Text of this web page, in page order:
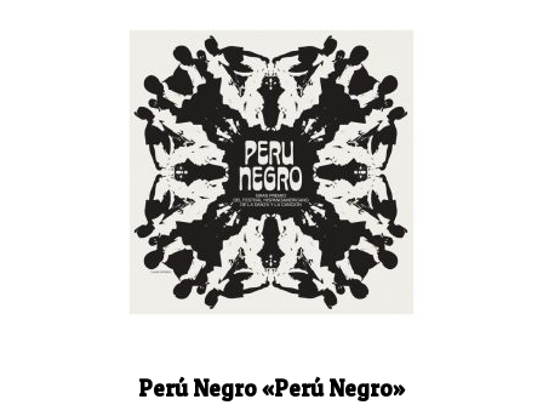
Perú Negro «Perú Negro»